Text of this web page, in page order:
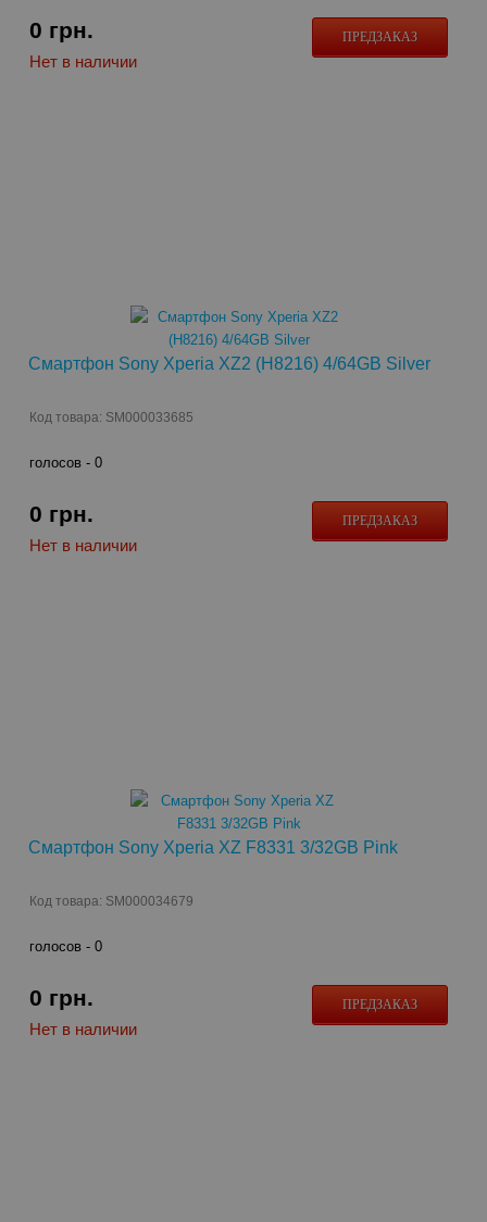
0 грн.
Нет в наличии
ПРЕДЗАКАЗ
Смартфон Sony Xperia XZ2 (H8216) 4/64GB Silver
Код товара: SM000033685
голосов - 0
0 грн.
Нет в наличии
ПРЕДЗАКАЗ
Смартфон Sony Xperia XZ F8331 3/32GB Pink
Код товара: SM000034679
голосов - 0
0 грн.
Нет в наличии
ПРЕДЗАКАЗ